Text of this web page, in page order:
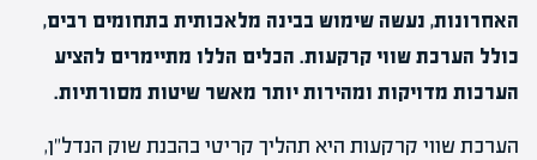
האחרונות, נעשה שימוש בבינה מלאכותית בתחומים רבים,
כולל הערכת שווי קרקעות. הכלים הללו מתיימרים להציע
הערכות מדויקות ומהירות יותר מאשר שיטות מסורתיות.
הערכת שווי קרקעות היא תהליך קריטי בהבנת שוק הנדל"ן,